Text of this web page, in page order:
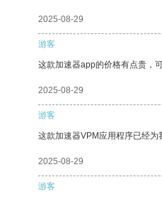
2025-08-29
游客
这款加速器app的价格有点贵，
2025-08-29
游客
这款加速器VPM应用程序已经为
2025-08-29
游客